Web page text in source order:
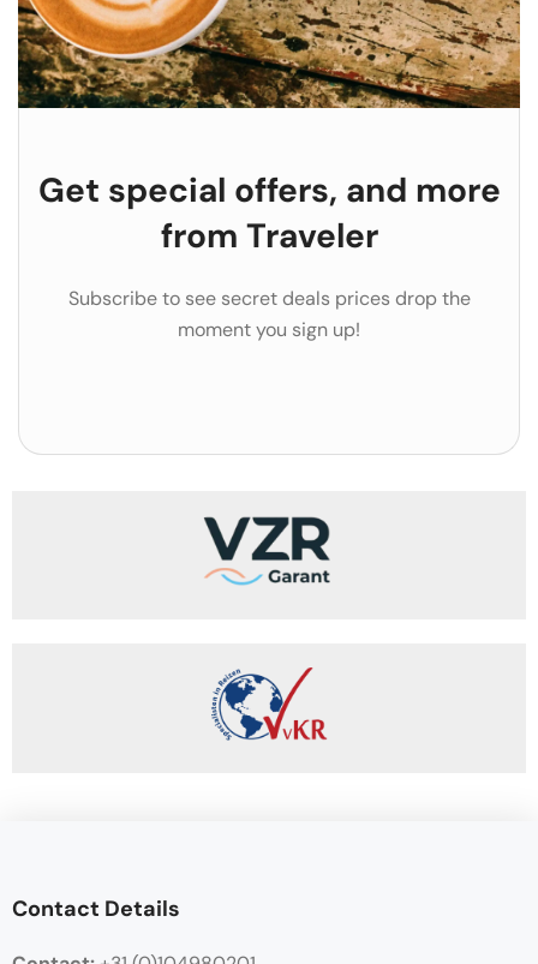
Get special offers, and more
from Traveler
Subscribe to see secret deals prices drop the
moment you sign up!
Contact Details